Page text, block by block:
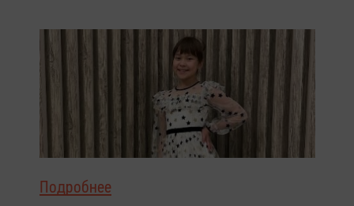
Подробнее